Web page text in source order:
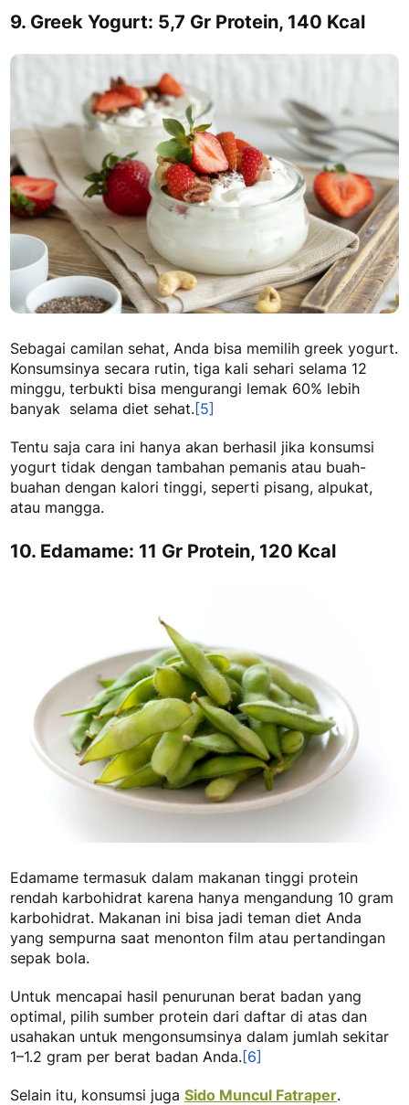
9. Greek Yogurt: 5,7 Gr Protein, 140 Kcal
Sebagai camilan sehat, Anda bisa memilih greek yogurt.
Konsumsinya secara rutin, tiga kali sehari selama 12
minggu, terbukti bisa mengurangi lemak 60% lebih
banyak selama diet sehat.[5]
Tentu saja cara ini hanya akan berhasil jika konsumsi
yogurt tidak dengan tambahan pemanis atau buah-
buahan dengan kalori tinggi, seperti pisang, alpukat,
atau mangga.
10. Edamame: 11 Gr Protein, 120 Kcal
Edamame termasuk dalam makanan tinggi protein
rendah karbohidrat karena hanya mengandung 10 gram
karbohidrat. Makanan ini bisa jadi teman diet Anda
yang sempurna saat menonton film atau pertandingan
sepak bola.
Untuk mencapai hasil penurunan berat badan yang
optimal, pilih sumber protein dari daftar di atas dan
usahakan untuk mengonsumsinya dalam jumlah sekitar
1–1.2 gram per berat badan Anda.[6]
Selain itu, konsumsi juga Sido Muncul Fatraper.